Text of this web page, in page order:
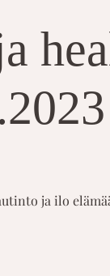
ja ilo